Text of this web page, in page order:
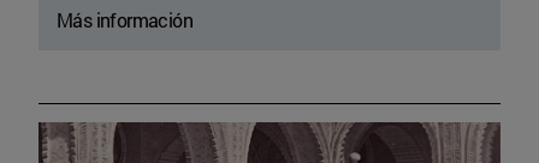
Más información